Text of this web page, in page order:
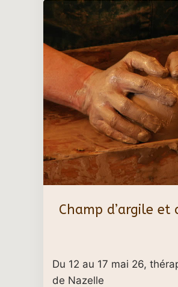
Champ d’argile
Du 12 au 17 mai 26,
de Nazelle